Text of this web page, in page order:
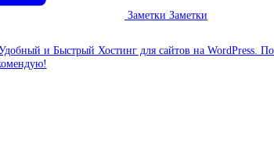
Заметки Заметки